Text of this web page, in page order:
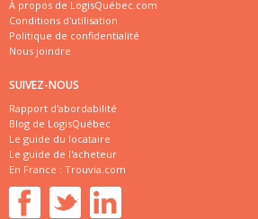
À propos de LogisQuébec.com
Conditions d'utilisation
Politique de confidentialité
Nous joindre
SUIVEZ-NOUS
Rapport d'abordabilité
Blog de LogisQuébec
Le guide du locataire
Le guide de l'acheteur
En France : Trouvia.com